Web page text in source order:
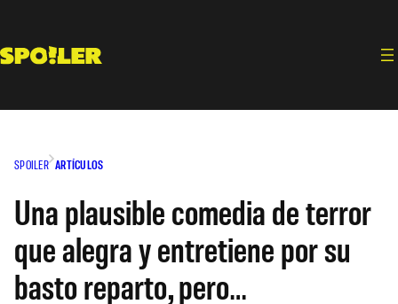
contenido
SPOILER ARTÍCULOS
Una plausible comedia de terror
que alegra y entretiene por su
basto reparto, pero…